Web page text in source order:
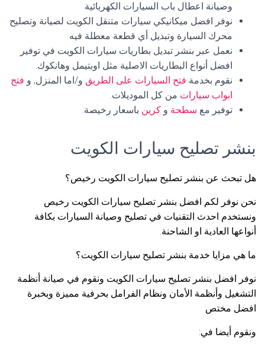
وصيانة اعطال باب السيارات الكهربائية
نوفر افضل ميكانيكي سيارات متنقل الكويت لصيانة وتصليح
محرك السيارة وتبديل أي قطعة معطلة فيه
نعمل عبر بنشر تبديل بطاريات سيارات الكويت في توفير
افضل أنواع البطاريات الاصلية مثل اوبتيمل وهانكوك.
نقوم بخدمة فتح السيارات على الطريق و/اما المنزل, و فتح
ابواب سيارات من كل الموديلات.
توفير مع سطحة و كرين باسعار رخيصة.
بنشر تصليح سيارات الكويت
هل تبحث عن بنشر تصليح سيارات الكويت رخيص؟
نحن نوفر لكم افضل بنشر تصليح سيارات الكويت رخيص
ونستخدم احدث التقنيات في تصليح وصيانة السيارات بكافة
أنواعها العادية او الشاحنة.
ما هي مزايا خدمة بنشر تصليح سيارات الكويت؟
نوفر افضل بنشر تصليح سيارات الكويت ونقوم في صيانة أنظمة
التشغيل وأنظمة الأمان ونظام الفرامل بحرفية مميزة وبخبرة
افضل مختص
ونقوم أيضا في: